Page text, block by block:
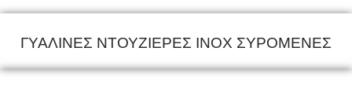
ΓΥΑΛΙΝΕΣ ΝΤΟΥΖΙΕΡΕΣ INOX ΣΥΡΟΜΕΝΕΣ